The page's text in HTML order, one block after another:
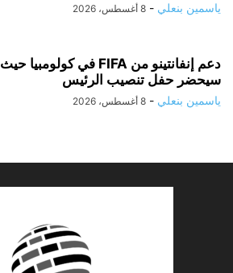
ياسمين بنعلي - 8 أغسطس، 2026
دعم إنفانتينو من FIFA في كولومبيا حيث
سيحضر حفل تنصيب الرئيس
ياسمين بنعلي - 8 أغسطس، 2026